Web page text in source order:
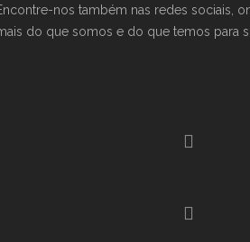
nos também nas redes sociais,
do que somos e do que temos para si.